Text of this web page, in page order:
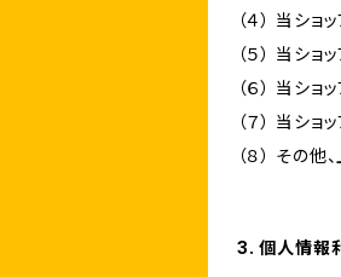
（４） 当シ
（５） 当シ
（６） 当シ
（７） 当シ
（８） その
3. 個人情報